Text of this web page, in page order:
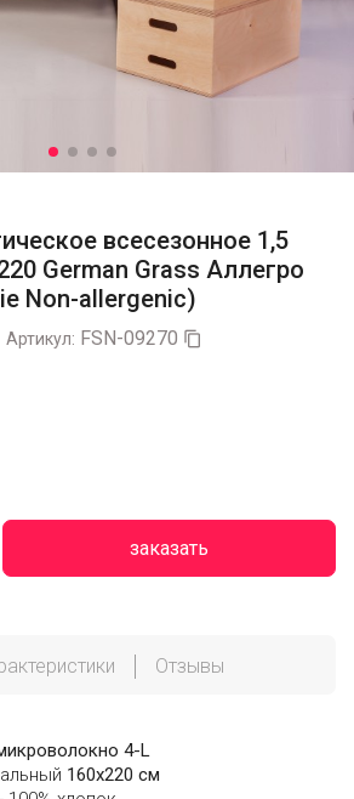
всесезонное 1,5
German Grass Аллегро
Non-allergenic)
Артикул: FSN-09270 
заказать
Отзывы
4-L
160х220 см